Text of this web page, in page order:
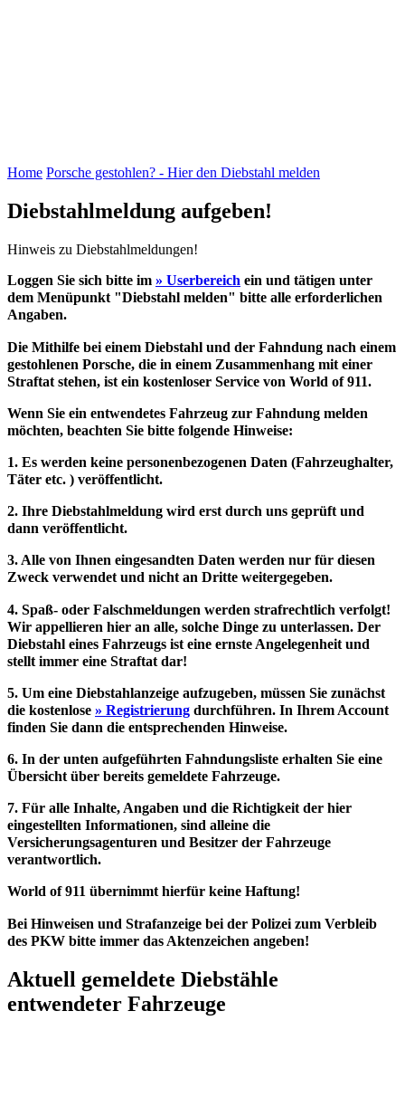
Home Porsche gestohlen? - Hier den Diebstahl melden
Diebstahlmeldung aufgeben!
Hinweis zu Diebstahlmeldungen!
Loggen Sie sich bitte im » Userbereich ein und tätigen unter
dem Menüpunkt "Diebstahl melden" bitte alle erforderlichen
Angaben.
Die Mithilfe bei einem Diebstahl und der Fahndung nach einem
gestohlenen Porsche, die in einem Zusammenhang mit einer
Straftat stehen, ist ein kostenloser Service von World of 911.
Wenn Sie ein entwendetes Fahrzeug zur Fahndung melden
möchten, beachten Sie bitte folgende Hinweise:
1. Es werden keine personenbezogenen Daten (Fahrzeughalter,
Täter etc. ) veröffentlicht.
2. Ihre Diebstahlmeldung wird erst durch uns geprüft und
dann veröffentlicht.
3. Alle von Ihnen eingesandten Daten werden nur für diesen
Zweck verwendet und nicht an Dritte weitergegeben.
4. Spaß- oder Falschmeldungen werden strafrechtlich verfolgt!
Wir appellieren hier an alle, solche Dinge zu unterlassen. Der
Diebstahl eines Fahrzeugs ist eine ernste Angelegenheit und
stellt immer eine Straftat dar!
5. Um eine Diebstahlanzeige aufzugeben, müssen Sie zunächst
die kostenlose » Registrierung durchführen. In Ihrem Account
finden Sie dann die entsprechenden Hinweise.
6. In der unten aufgeführten Fahndungsliste erhalten Sie eine
Übersicht über bereits gemeldete Fahrzeuge.
7. Für alle Inhalte, Angaben und die Richtigkeit der hier
eingestellten Informationen, sind alleine die
Versicherungsagenturen und Besitzer der Fahrzeuge
verantwortlich.
World of 911 übernimmt hierfür keine Haftung!
Bei Hinweisen und Strafanzeige bei der Polizei zum Verbleib
des PKW bitte immer das Aktenzeichen angeben!
Aktuell gemeldete Diebstähle
entwendeter Fahrzeuge